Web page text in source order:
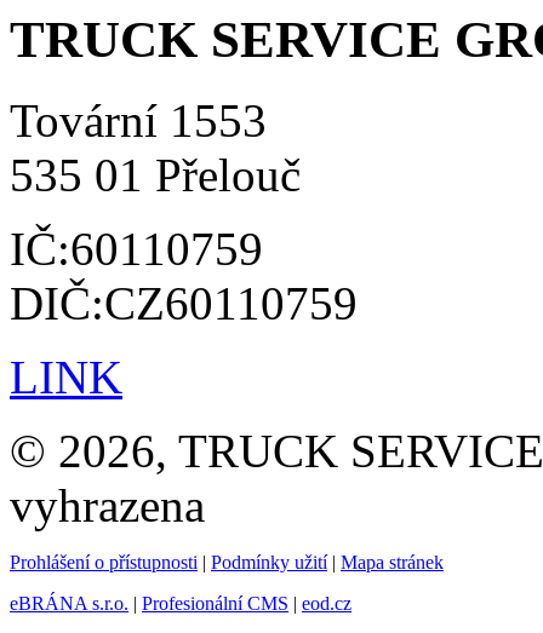
TRUCK SERVICE
Tovární 1553
535 01 Přelouč
IČ:60110759
DIČ:CZ60110759
LINK
© 2026, TRUCK
vyhrazena
Prohlášení o přístupnosti | Podmínky užití| Mapa stránek
eBRÁNA s.r.o. | Profesionální CMS | eod.cz